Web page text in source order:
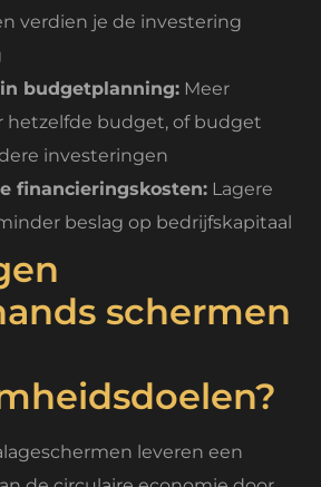
verdien je de investering
budgetplanning: Meer
hetzelfde budget, of budget
investeringen
financieringskosten: Lagere
beslag op bedrijfskapitaal
schermen
leveren een